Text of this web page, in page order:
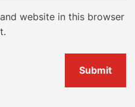
website in this browser